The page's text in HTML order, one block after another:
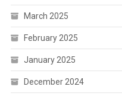
March 2025
February 2025
January 2025
December 2024